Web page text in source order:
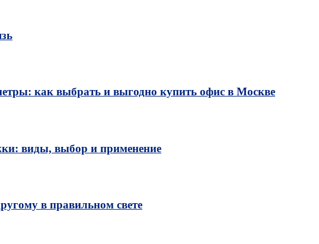
как выбрать и выгодно купить офис в Москве
виды, выбор и применение
в правильном свете